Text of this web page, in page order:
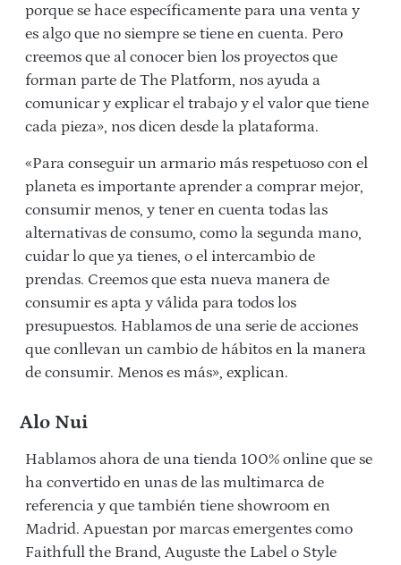
porque se hace específicamente para una venta y
es algo que no siempre se tiene en cuenta. Pero
creemos que al conocer bien los proyectos que
forman parte de The Platform, nos ayuda a
comunicar y explicar el trabajo y el valor que tiene
cada pieza», nos dicen desde la plataforma.
«Para conseguir un armario más respetuoso con el
planeta es importante aprender a comprar mejor,
consumir menos, y tener en cuenta todas las
alternativas de consumo, como la segunda mano,
cuidar lo que ya tienes, o el intercambio de
prendas. Creemos que esta nueva manera de
consumir es apta y válida para todos los
presupuestos. Hablamos de una serie de acciones
que conllevan un cambio de hábitos en la manera
de consumir. Menos es más», explican.
Alo Nui
Hablamos ahora de una tienda 100% online que se
ha convertido en unas de las multimarca de
referencia y que también tiene showroom en
Madrid. Apuestan por marcas emergentes como
Faithfull the Brand, Auguste the Label o Style